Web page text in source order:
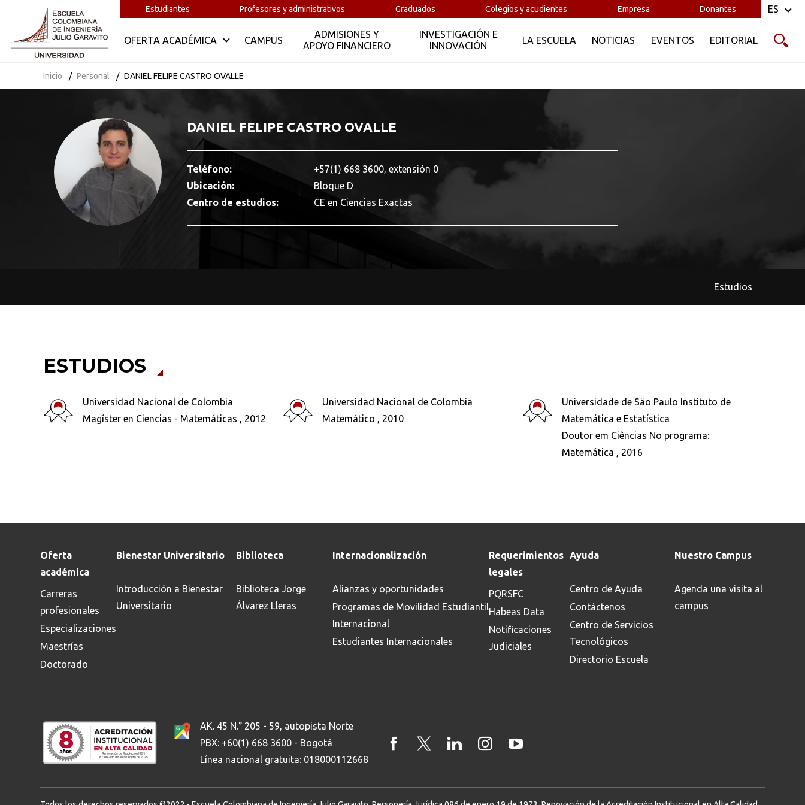
Estudiantes Profesores y administrativos Graduados Colegios y acudientes Empresa Donantes
OFERTA ACADÉMICA CAMPUS
ADMISIONES Y
APOYO FINANCIERO
INVESTIGACIÓN E
INNOVACIÓN
LA ESCUELA NOTICIAS EVENTOS EDITORIAL
ES
Inicio Personal DANIEL FELIPE CASTRO OVALLE
DANIEL FELIPE CASTRO OVALLE
Teléfono:
+57(1) 668 3600, extensión 0
Ubicación:
Bloque D
Centro de estudios:
CE en Ciencias Exactas
Estudios
ESTUDIOS
Universidad Nacional de Colombia
Magíster en Ciencias - Matemáticas , 2012
Universidad Nacional de Colombia
Matemático , 2010
Universidade de Säo Paulo Instituto de
Matemática e Estatística
Doutor em Ciências No programa:
Matemática , 2016
¿Qué buscas?
Buscar
Oferta
académica
Carreras
profesionales
Especializaciones
Maestrías
Doctorado
Bienestar Universitario
Introducción a Bienestar
Universitario
Biblioteca
Biblioteca Jorge
Álvarez Lleras
Internacionalización
Alianzas y oportunidades
Programas de Movilidad Estudiantil
Internacional
Estudiantes Internacionales
Requerimientos
legales
PQRSFC
Habeas Data
Notificaciones
Judiciales
Ayuda
Centro de Ayuda
Contáctenos
Centro de Servicios
Tecnológicos
Directorio Escuela
Nuestro Campus
Agenda una visita al
campus
AK. 45 N.° 205 - 59, autopista Norte
PBX: +60(1) 668 3600 - Bogotá
Línea nacional gratuita: 018000112668